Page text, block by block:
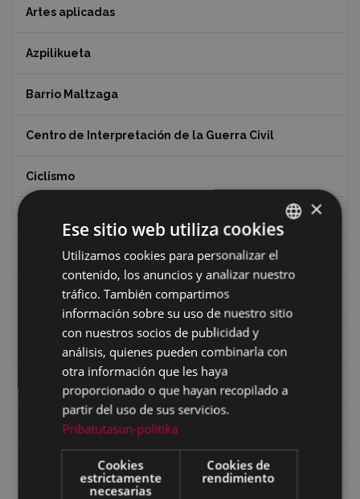
Artes aplicadas
Azpilikueta
Barrio Maltzaga
Centro de Interpretación de la Guerra Civil
Ciclismo
Dibujos de Julen Zabaleta
Eibar desde el aire
Eibartarren ahotan
Fondo Bolumburu
Fondo Carlos Narbaiza
BASQUE
SPANISH
×
Ese sitio web utiliza cookies
Utilizamos cookies para personalizar el
contenido, los anuncios y analizar nuestro
tráfico. También compartimos
información sobre su uso de nuestro sitio
con nuestros socios de publicidad y
análisis, quienes pueden combinarla con
otra información que les haya
proporcionado o que hayan recopilado a
partir del uso de sus servicios.
Pribatutasun-politika
Cookies
estrictamente
necesarias
Cookies de
rendimiento